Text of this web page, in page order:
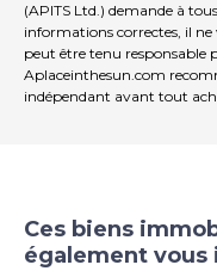
(APITS Ltd.) demande à
informations correctes, il
peut être tenu responsable
Aplaceinthesun.com
indépendant avant tout
Ces biens
également vous